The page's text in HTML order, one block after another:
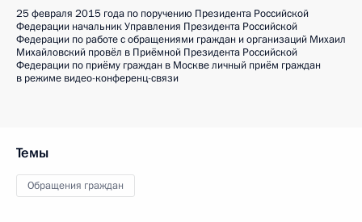
25 февраля 2015 года по поручению Президента Российской
Федерации начальник Управления Президента Российской
Федерации по работе с обращениями граждан и организаций Михаил
Михайловский провёл в Приёмной Президента Российской
Федерации по приёму граждан в Москве личный приём граждан
в режиме видео-конференц-связи
Темы
Обращения граждан